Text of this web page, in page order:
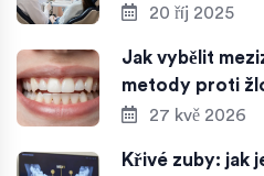
20 říj 2025
Jak vybělit
metody proti
27 kvě 2026
Křivé zuby: jak